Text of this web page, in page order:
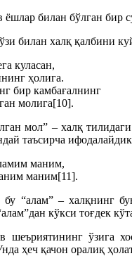
билан бўлган бир
билан халқ қалбини
куласан,
ҳолига.
бир камбағалнинг
молига[10].
мол” – халқ
таъсирча
маним,
маним[11].
“алам” – халқнинг
кўкси тоғдек
шеъриятининг ўзига
ҳеч қачон оралиқ